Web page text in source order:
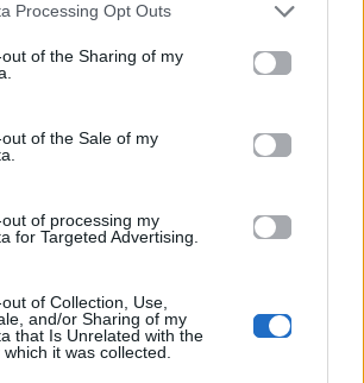
Processing Opt Outs
of the Sharing of my
of the Sale of my
of processing my
for Targeted Advertising.
of Collection, Use,
and/or Sharing of my
that Is Unrelated with the
it was collected.
Επόμενο